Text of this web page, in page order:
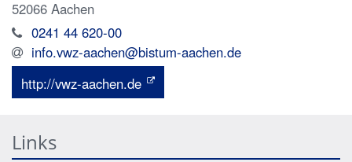
52066 Aachen
0241 44 620-00
info.vwz-aachen@bistum-aachen.de
http://vwz-aachen.de
Links